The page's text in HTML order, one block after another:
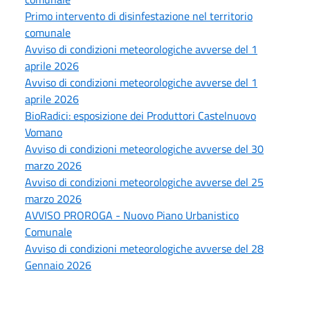
Primo intervento di disinfestazione nel territorio
comunale
Avviso di condizioni meteorologiche avverse del 1
aprile 2026
Avviso di condizioni meteorologiche avverse del 1
aprile 2026
BioRadici: esposizione dei Produttori Castelnuovo
Vomano
Avviso di condizioni meteorologiche avverse del 30
marzo 2026
Avviso di condizioni meteorologiche avverse del 25
marzo 2026
AVVISO PROROGA - Nuovo Piano Urbanistico
Comunale
Avviso di condizioni meteorologiche avverse del 28
Gennaio 2026